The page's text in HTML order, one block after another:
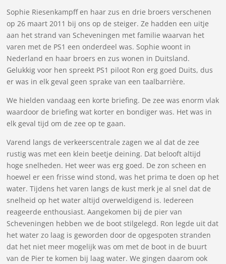
Sophie Riesenkampff en haar zus en drie broers verschenen
op 26 maart 2011 bij ons op de steiger. Ze hadden een uitje
aan het strand van Scheveningen met familie waarvan het
varen met de PS1 een onderdeel was. Sophie woont in
Nederland en haar broers en zus wonen in Duitsland.
Gelukkig voor hen spreekt PS1 piloot Ron erg goed Duits, dus
er was in elk geval geen sprake van een taalbarrière.
We hielden vandaag een korte briefing. De zee was enorm vlak
waardoor de briefing wat korter en bondiger was. Het was in
elk geval tijd om de zee op te gaan.
Varend langs de verkeerscentrale zagen we al dat de zee
rustig was met een klein beetje deining. Dat belooft altijd
hoge snelheden. Het weer was erg goed. De zon scheen en
hoewel er een frisse wind stond, was het prima te doen op het
water. Tijdens het varen langs de kust merk je al snel dat de
snelheid op het water altijd overweldigend is. Iedereen
reageerde enthousiast. Aangekomen bij de pier van
Scheveningen hebben we de boot stilgelegd. Ron legde uit dat
het water zo laag is geworden door de opgespoten stranden
dat het niet meer mogelijk was om met de boot in de buurt
van de Pier te komen bij laag water. We gingen daarom ook